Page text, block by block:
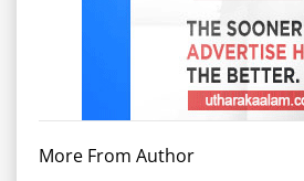
More From Author